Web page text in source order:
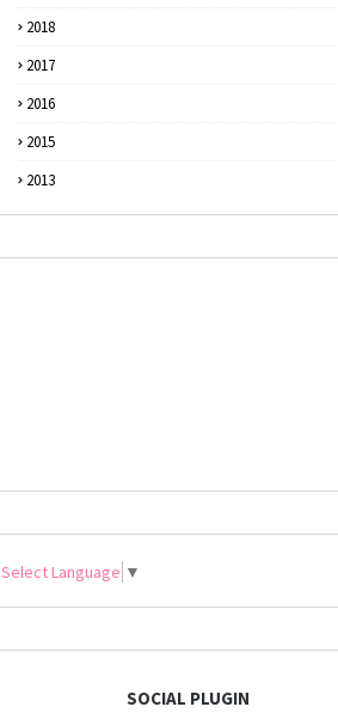
2018
2017
2016
2015
2013
Select Language ▼
SOCIAL PLUGIN